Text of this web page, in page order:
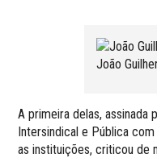
João
A primeira delas, assinada
Intersindical e Pública
as instituições, criticou de